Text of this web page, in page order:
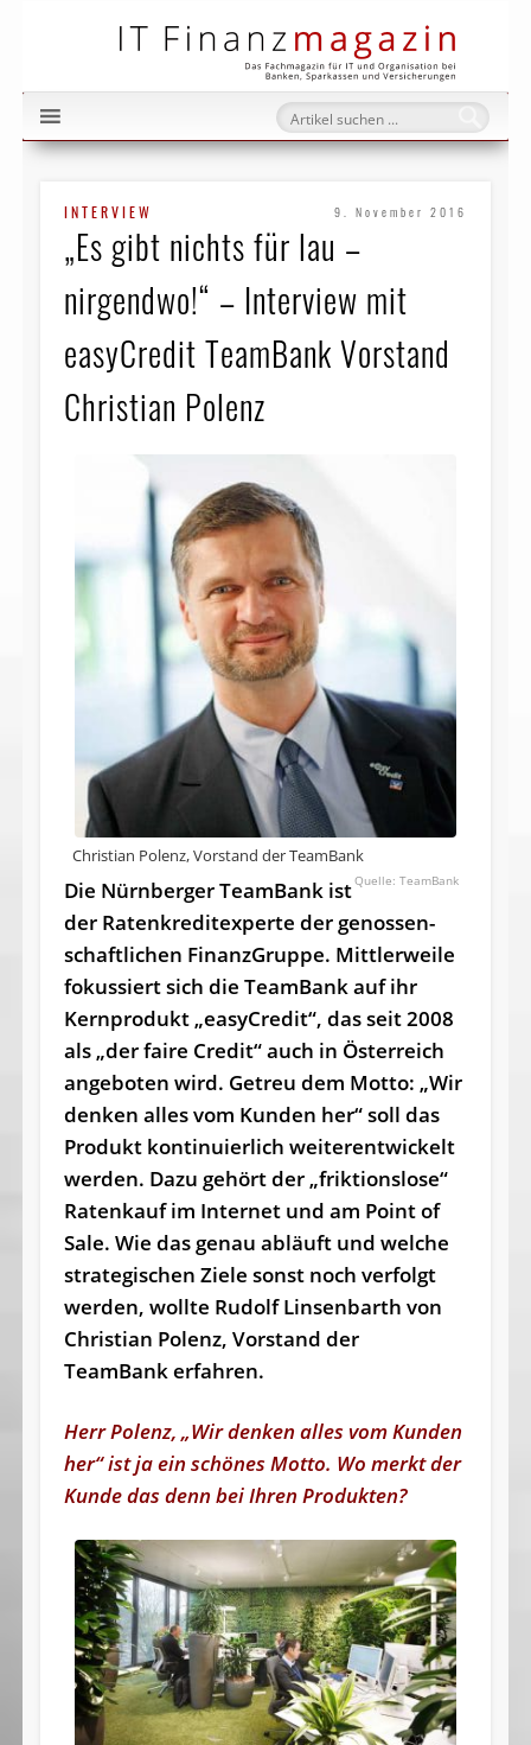
INTERVIEW 9. November 2016
„Es gibt nichts für lau –
nirgendwo!“ – Interview mit
easyCredit TeamBank Vorstand
Christian Polenz
Christian Polenz, Vorstand der TeamBank
TeamBank
Die Nürnberger TeamBank ist
der Raten­kredit­experte der genos­sen­
schaft­lichen FinanzGruppe. Mittlerweile
fokussiert sich die TeamBank auf ihr
Kernprodukt „easyCredit“, das seit 2008
als „der faire Credit“ auch in Österreich
angeboten wird. Getreu dem Motto: „Wir
denken alles vom Kunden her“ soll das
Produkt kontinuierlich weiterentwickelt
werden. Dazu gehört der „friktionslose“
Ratenkauf im Internet und am Point of
Sale. Wie das genau abläuft und welche
strategischen Ziele sonst noch verfolgt
werden, wollte Rudolf Linsenbarth von
Christian Polenz, Vorstand der
TeamBank erfahren.
Herr Polenz, „Wir denken alles vom Kunden
her“ ist ja ein schönes Motto. Wo merkt der
Kunde das denn bei Ihren Produkten?